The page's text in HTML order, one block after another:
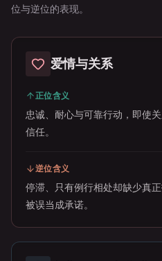
位与逆位的表现。
爱情与关系
正位含义
忠诚、耐心与可靠行动，即使
信任。
逆位含义
停滞、只有例行相处却缺少真
被误当成承诺。